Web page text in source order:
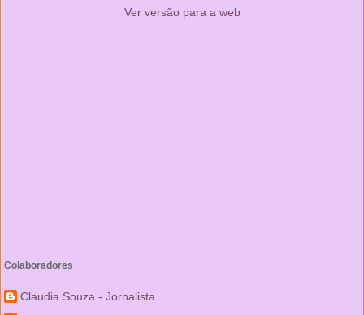
Ver versão para a web
Colaboradores
Claudia Souza - Jornalista